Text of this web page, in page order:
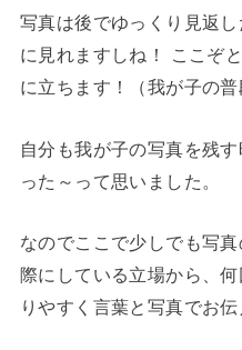
写真は後でゆっくり見返
に見れますしね！ ここぞ
に立ちます！（我が子の普
自分も我が子の写真を残
った～って思いました。
なのでここで少しでも写
際にしている立場から、
りやすく言葉と写真でお